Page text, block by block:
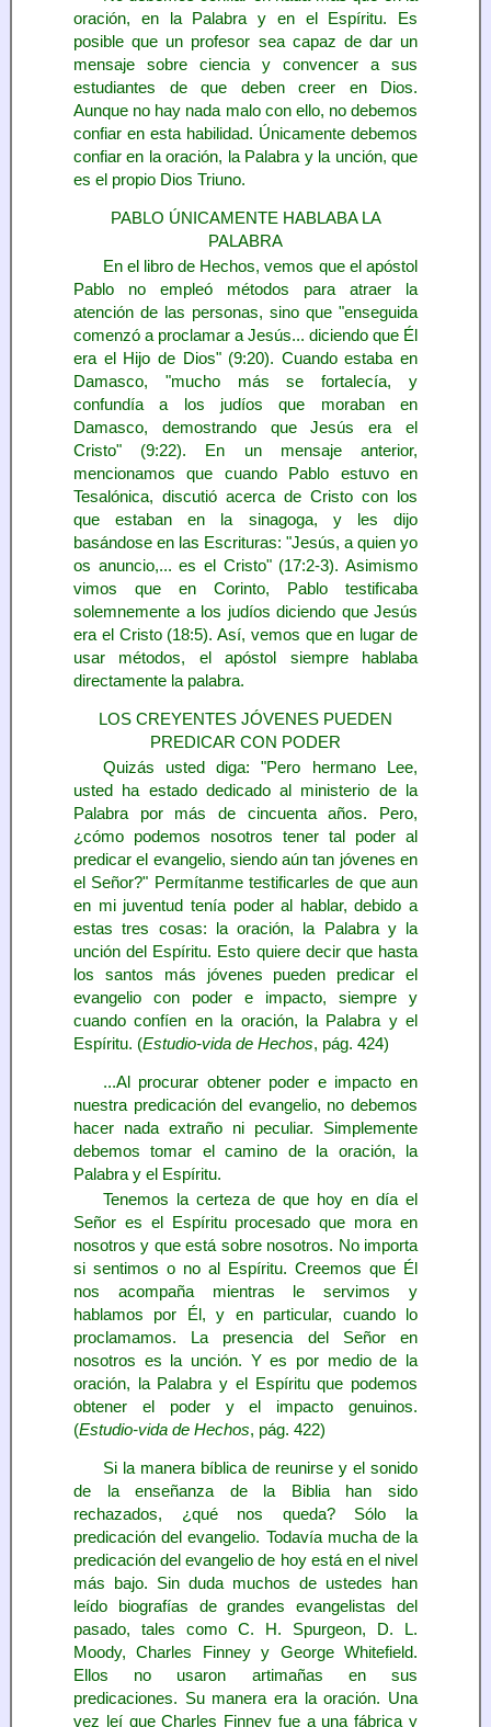
oración, en la Palabra y en el Espíritu. Es
posible que un profesor sea capaz de dar un
mensaje sobre ciencia y convencer a sus
estudiantes de que deben creer en Dios.
Aunque no hay nada malo con ello, no debemos
confiar en esta habilidad. Únicamente debemos
confiar en la oración, la Palabra y la unción, que
es el propio Dios Triuno.
PABLO ÚNICAMENTE HABLABA LA
PALABRA
En el libro de Hechos, vemos que el apóstol
Pablo no empleó métodos para atraer la
atención de las personas, sino que "enseguida
comenzó a proclamar a Jesús... diciendo que Él
era el Hijo de Dios" (9:20). Cuando estaba en
Damasco, "mucho más se fortalecía, y
confundía a los judíos que moraban en
Damasco, demostrando que Jesús era el
Cristo" (9:22). En un mensaje anterior,
mencionamos que cuando Pablo estuvo en
Tesalónica, discutió acerca de Cristo con los
que estaban en la sinagoga, y les dijo
basándose en las Escrituras: "Jesús, a quien yo
os anuncio,... es el Cristo" (17:2‑3). Asimismo
vimos que en Corinto, Pablo testificaba
solemnemente a los judíos diciendo que Jesús
era el Cristo (18:5). Así, vemos que en lugar de
usar métodos, el apóstol siempre hablaba
directamente la palabra.
LOS CREYENTES JÓVENES PUEDEN
PREDICAR CON PODER
Quizás usted diga: "Pero hermano Lee,
usted ha estado dedicado al ministerio de la
Palabra por más de cincuenta años. Pero,
¿cómo podemos nosotros tener tal poder al
predicar el evangelio, siendo aún tan jóvenes en
el Señor?" Permítanme testificarles de que aun
en mi juventud tenía poder al hablar, debido a
estas tres cosas: la oración, la Palabra y la
unción del Espíritu. Esto quiere decir que hasta
los santos más jóvenes pueden predicar el
evangelio con poder e impacto, siempre y
cuando confíen en la oración, la Palabra y el
Espíritu. (Estudio-vida de Hechos, pág. 424)
...Al procurar obtener poder e impacto en
nuestra predicación del evangelio, no debemos
hacer nada extraño ni peculiar. Simplemente
debemos tomar el camino de la oración, la
Palabra y el Espíritu.
Tenemos la certeza de que hoy en día el
Señor es el Espíritu procesado que mora en
nosotros y que está sobre nosotros. No importa
si sentimos o no al Espíritu. Creemos que Él
nos acompaña mientras le servimos y
hablamos por Él, y en particular, cuando lo
proclamamos. La presencia del Señor en
nosotros es la unción. Y es por medio de la
oración, la Palabra y el Espíritu que podemos
obtener el poder y el impacto genuinos.
(Estudio-vida de Hechos, pág. 422)
Si la manera bíblica de reunirse y el sonido
de la enseñanza de la Biblia han sido
rechazados, ¿qué nos queda? Sólo la
predicación del evangelio. Todavía mucha de la
predicación del evangelio de hoy está en el nivel
más bajo. Sin duda muchos de ustedes han
leído biografías de grandes evangelistas del
pasado, tales como C. H. Spurgeon, D. L.
Moody, Charles Finney y George Whitefield.
Ellos no usaron artimañas en sus
predicaciones. Su manera era la oración. Una
vez leí que Charles Finney fue a una fábrica y